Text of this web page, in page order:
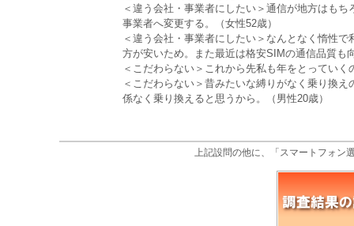
＜違う会社・事業者にしたい＞通信が地方はも
事業者へ変更する。（女性52歳）
＜違う会社・事業者にしたい＞なんとなく惰性
方が安いため。また最近は格安SIMの通信品質も
＜こだわらない＞これから先私も年をとってい
＜こだわらない＞昔みたいな縛りがなく乗り換
係なく乗り換えると思うから。（男性20歳）
上記設問の他に、「スマートフォン